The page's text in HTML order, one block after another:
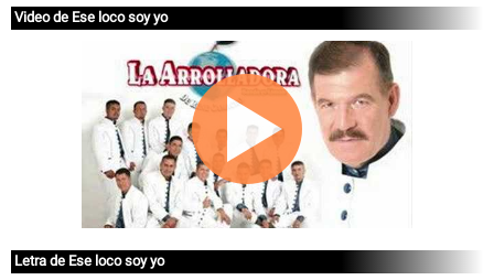
Video de Ese loco soy yo
Letra de Ese loco soy yo